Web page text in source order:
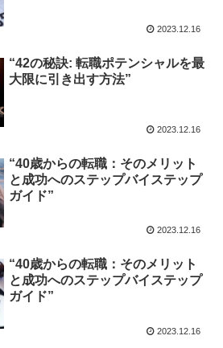
2023.12.16
“42の秘訣: 転職ポテンシャルを最
大限に引き出す方法”
2023.12.16
“40歳からの転職：そのメリット
と成功へのステップバイステップ
ガイド”
2023.12.16
“40歳からの転職：そのメリット
と成功へのステップバイステップ
ガイド”
2023.12.16